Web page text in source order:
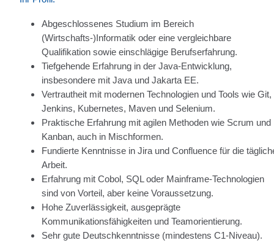
Abgeschlossenes Studium im Bereich
(Wirtschafts-)Informatik oder eine vergleichbare
Qualifikation sowie einschlägige Berufserfahrung.
Tiefgehende Erfahrung in der Java-Entwicklung,
insbesondere mit Java und Jakarta EE.
Vertrautheit mit modernen Technologien und Tools wie Git,
Jenkins, Kubernetes, Maven und Selenium.
Praktische Erfahrung mit agilen Methoden wie Scrum und
Kanban, auch in Mischformen.
Fundierte Kenntnisse in Jira und Confluence für die
Arbeit.
Erfahrung mit Cobol, SQL oder Mainframe-Technologien
sind von Vorteil, aber keine Voraussetzung.
Hohe Zuverlässigkeit, ausgeprägte
Kommunikationsfähigkeiten und Teamorientierung.
Sehr gute Deutschkenntnisse (mindestens C1-Niveau).